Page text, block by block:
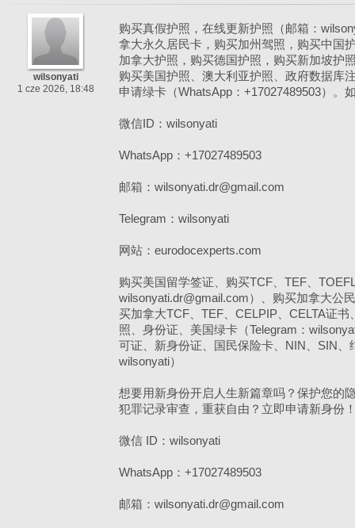
wilsonyati
1 cze 2026, 18:48
购买真假护照，在线更新护照（邮箱：
拿大永久居民卡，购买加州驾照，购买中国
加拿大护照，购买德国护照，购买新加坡护
购买美国护照、澳大利亚护照、政府数据库
申请绿卡（WhatsApp：+17027489503）。
微信ID：wilsonyati
WhatsApp：+17027489503
邮箱：wilsonyati.dr@gmail.com
Telegram：wilsonyati
网站：eurodocexperts.com
购买美国留学签证、购买TCF、TEF、
wilsonyati.dr@gmail.com）、购买加拿大公
买加拿大TCF、TEF、CELPIP、CELTA证
照、身份证、美国绿卡（Telegram：
可证、新身份证、国民保险卡、NIN、SIN、
wilsonyati）
想要用新身份开启人生新篇章吗？保护您的
犯罪记录审查，重获自由？立即申请新身份
微信 ID：wilsonyati
WhatsApp：+17027489503
邮箱：wilsonyati.dr@gmail.com